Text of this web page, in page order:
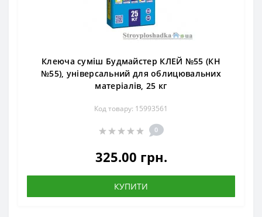
Клеюча суміш Будмайстер КЛЕЙ №55 (КН
№55), універсальний для облицювальних
матеріалів, 25 кг
Код товару: 15993561
0
325.00 грн.
КУПИТИ